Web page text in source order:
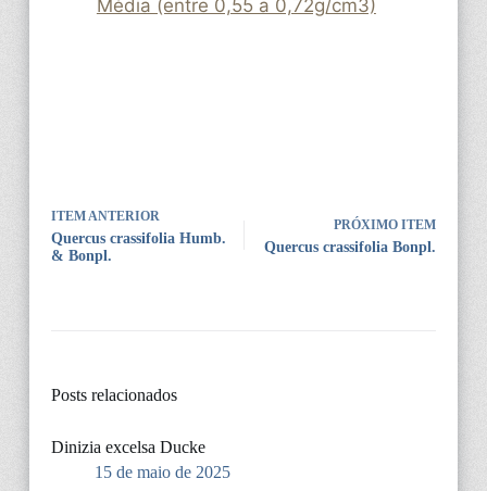
Média (entre 0,55 a 0,72g/cm3)
ITEM ANTERIOR
Quercus crassifolia Humb.
& Bonpl.
PRÓXIMO ITEM
Quercus crassifolia Bonpl.
Posts relacionados
Dinizia excelsa Ducke
15 de maio de 2025